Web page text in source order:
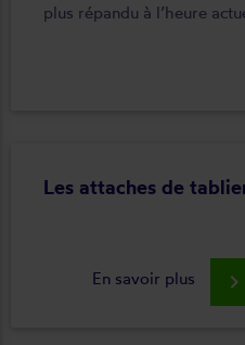
plus répandu à l’heure
Les attaches de
En savoir plus keyboard_arrow_right